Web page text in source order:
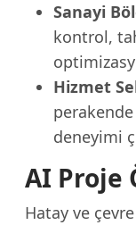
Sanayi
kontrol,
Hizmet
deneyimi
AI Proje
Hatay ve